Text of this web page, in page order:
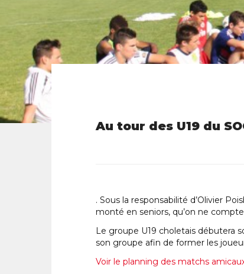
Au tour des U19 du
. Sous la responsabilité d’Olivier
monté en seniors, qu’on ne
Le groupe U19 choletais débutera
son groupe afin de former les
Voir le planning des matchs